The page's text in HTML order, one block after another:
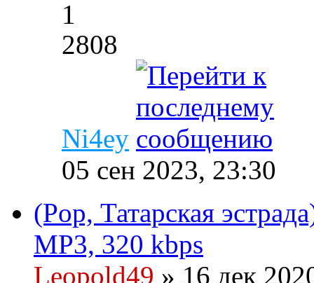
1
2808
Ni4ey
05 сен 2023, 23:30
(Pop, Татарская
MP3, 320 kbps
Leopold49 » 16 дек